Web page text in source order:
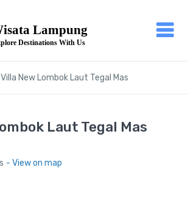
Villa New Lombok Laut Tegal Mas
Laut Tegal Mas
- View on map